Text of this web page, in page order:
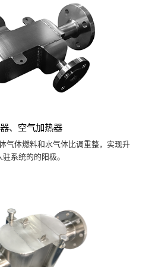
、空气加热器
气体燃料和水气体比调重整，实现升
系统的的阳极。